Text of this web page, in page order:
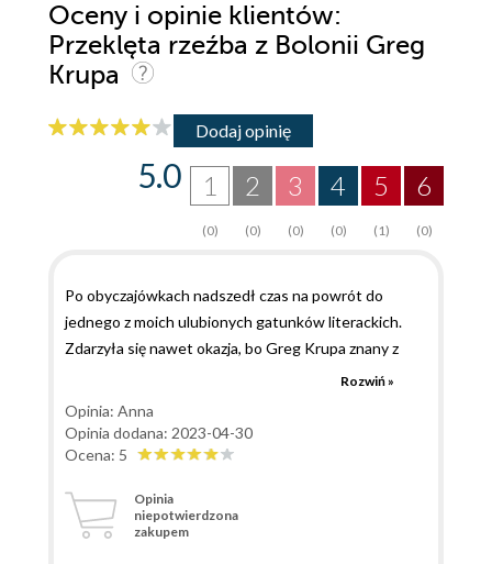
Oceny i opinie klientów:
Przeklęta rzeźba z Bolonii Greg
Krupa
Dodaj opinię
6
(0)
5
(1)
4
(0)
3
(0)
2
(0)
1
(0)
5.0
Po obyczajówkach nadszedł czas na powrót do
jednego z moich ulubionych gatunków literackich.
Zdarzyła się nawet okazja, bo Greg Krupa znany z
Zaginionego klejnotu Ferrary stworzył kolejną część
razem jednak zamiast klejnotu Lukrecji Borgii będzie
go prześladowała tajemnicza rzeźba i kabała? W
Davide z trudem dobrnął do galerii koleżanki, tam
dowiedział się, że kobieta zniknęła. Zostali wezwani
Rozwiń »
Opinia: Anna
Opinia dodana: 2023-04-30
Ocena: 5
Opinia
niepotwierdzona
zakupem